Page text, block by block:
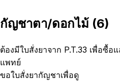
กัญชาตา/ดอกไม้ (6)
ต้องมีใบสั่งยาจาก P.T.33 เพื่อซื้
แพทย์
ขอใบสั่งยากัญชาเพื่อดู